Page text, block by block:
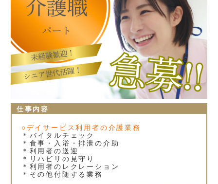
仕事内容
○デイサービス利用者の介護業務
＊バイタルチェック
＊食事・入浴・排泄の介助
＊利用者の送迎
＊リハビリの見守り
＊利用者のレクレーション
＊その他付随する業務